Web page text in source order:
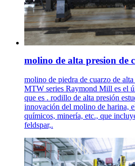
molino de alta presion de
molino de piedra de cuarzo de
MTW series Raymond Mill es el
que es . rodillo de alta presión
innovación del molino de harina,
químicos, minería, etc., que
feldspar,.